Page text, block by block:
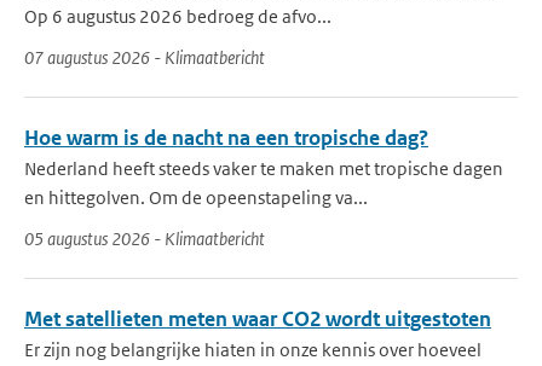
Op 6 augustus 2026 bedroeg de afvo...
07 augustus 2026 - Klimaatbericht
Hoe warm is de nacht na een tropische dag?
Nederland heeft steeds vaker te maken met tropische dagen
en hittegolven. Om de opeenstapeling va...
05 augustus 2026 - Klimaatbericht
Met satellieten meten waar CO2 wordt uitgestoten
Er zijn nog belangrijke hiaten in onze kennis over hoeveel